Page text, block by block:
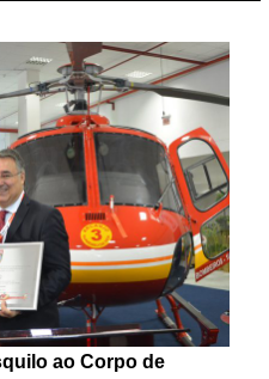
ao Corpo de